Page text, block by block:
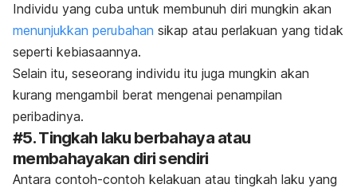
Individu yang cuba untuk membunuh diri mungkin akan
menunjukkan perubahan sikap atau perlakuan yang tidak
seperti kebiasaannya.
Selain itu, seseorang individu itu juga mungkin akan
kurang mengambil berat mengenai penampilan
peribadinya.
#5. Tingkah laku berbahaya atau
membahayakan diri sendiri
Antara contoh-contoh kelakuan atau tingkah laku yang